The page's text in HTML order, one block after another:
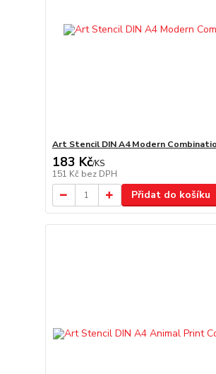
Art Stencil DIN A4 Modern
183 Kč/KS
151 Kč bez DPH
Přidat do košíku